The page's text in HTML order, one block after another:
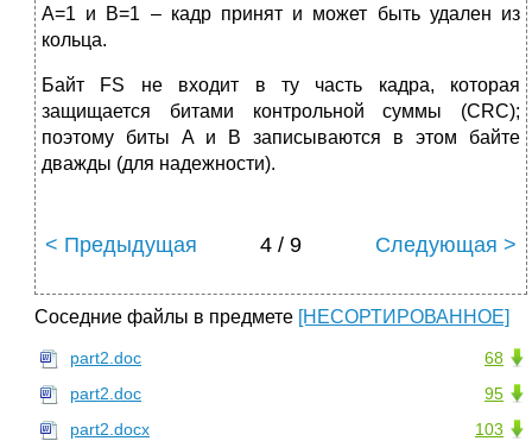
A=1 и B=1 – кадр принят и может быть удален из
кольца.
Байт FS не входит в ту часть кадра, которая
защищается битами контрольной суммы (CRC);
поэтому биты A и B записываются в этом байте
дважды (для надежности).
< Предыдущая 4 / 9 Следующая >
Соседние файлы в предмете [НЕСОРТИРОВАННОЕ]
68
part2.doc
95
part2.doc
103
part2.docx